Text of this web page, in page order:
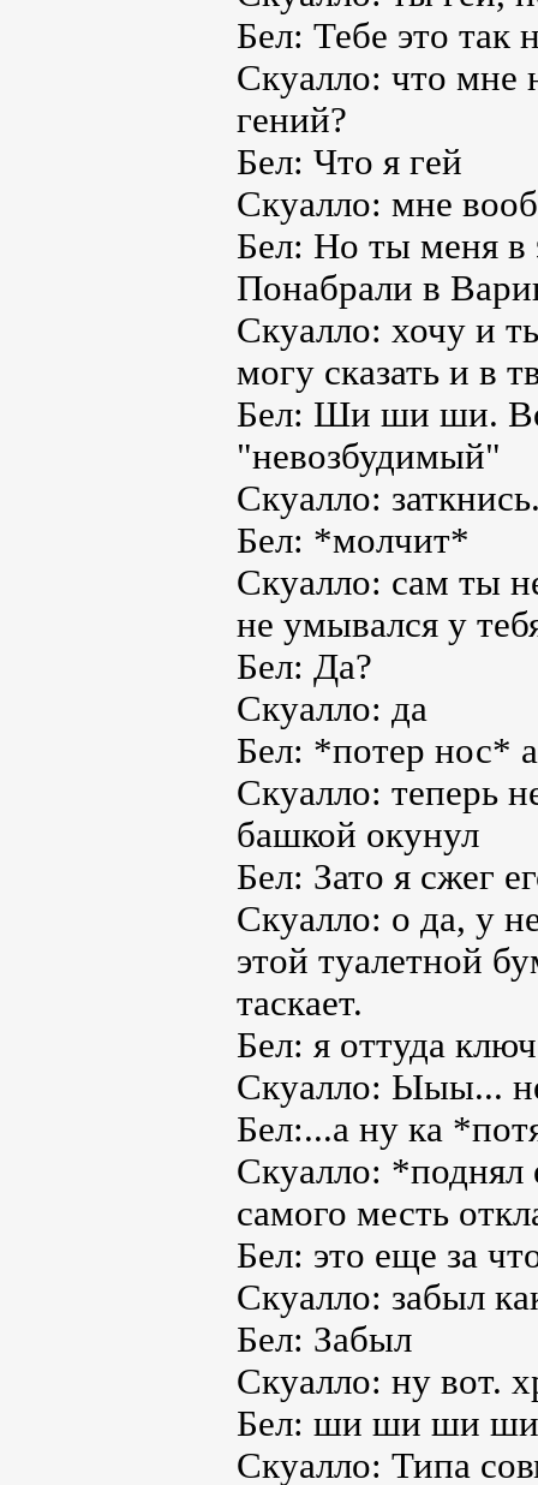
Бел: Тебе это
Скуалло: что мне
гений?
Бел: Что я гей
Скуалло: мне
Бел: Но ты меня в
Понабрали в
Скуалло: хочу и
могу сказать и в
Бел: Ши ши ши.
"невозбудимый"
Скуалло:
Бел: *молчит*
Скуалло: сам ты
не умывался у
Бел: Да?
Скуалло: да
Бел: *потер нос*
Скуалло: теперь
башкой окунул
Бел: Зато я сжег
Скуалло: о да, у
этой туалетной
таскает.
Бел: я оттуда
Скуалло: Ыыы...
Бел:...а ну ка
Скуалло:
самого месть
Бел: это еще за
Скуалло: забыл
Бел: Забыл
Скуалло: ну вот.
Бел: ши ши ши
Скуалло: Типа